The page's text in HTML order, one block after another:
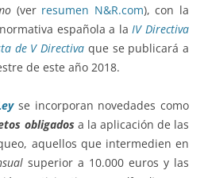
(ver resumen N&R.com), con la
española a laIV Directiva
de V Directiva que se publicará a
de este año 2018.
se incorporan novedades como
obligados a la aplicación de las
aquellos que intermedien en
superior a 10.000 euros y las